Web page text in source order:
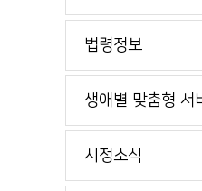
법령정보
생애별 맞춤형 서
시정소식